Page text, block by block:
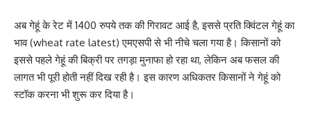
अब गेहूं के रेट में 1400 रुपये तक की गिरावट आई है, इससे प्रति क्विंटल गेहूं का
भाव (wheat rate latest) एमएसपी से भी नीचे चला गया है। किसानों को
इससे पहले गेहूं की बिक्री पर तगड़ा मुनाफा हो रहा था, लेकिन अब फसल की
लागत भी पूरी होती नहीं दिख रही है। इस कारण अधिकतर किसानों ने गेहूं को
स्टॉक करना भी शुरू कर दिया है।